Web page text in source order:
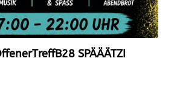
SPÄÄÄTZI